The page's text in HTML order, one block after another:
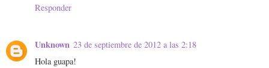
Responder
Unknown 23 de septiembre de 2012 a las 2:18
Hola guapa!